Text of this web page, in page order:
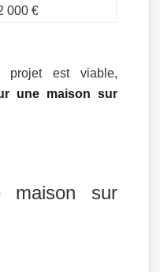
000 €
est viable,
une maison sur
maison sur